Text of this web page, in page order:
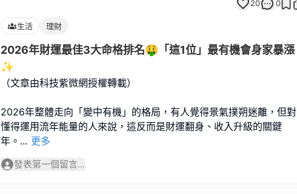
20 0
生活 理財
2026年財運最佳3大命格排名🤑「這1位」最有機會身家暴漲
✨
（文章由科技紫微網授權轉載）
2026年整體走向「變中有機」的格局，有人覺得景氣撲朔迷離，但對
懂得運用流年能量的人來說，這反而是財運翻身、收入升級的關鍵
年。 ... 更多
發表第一個留言...